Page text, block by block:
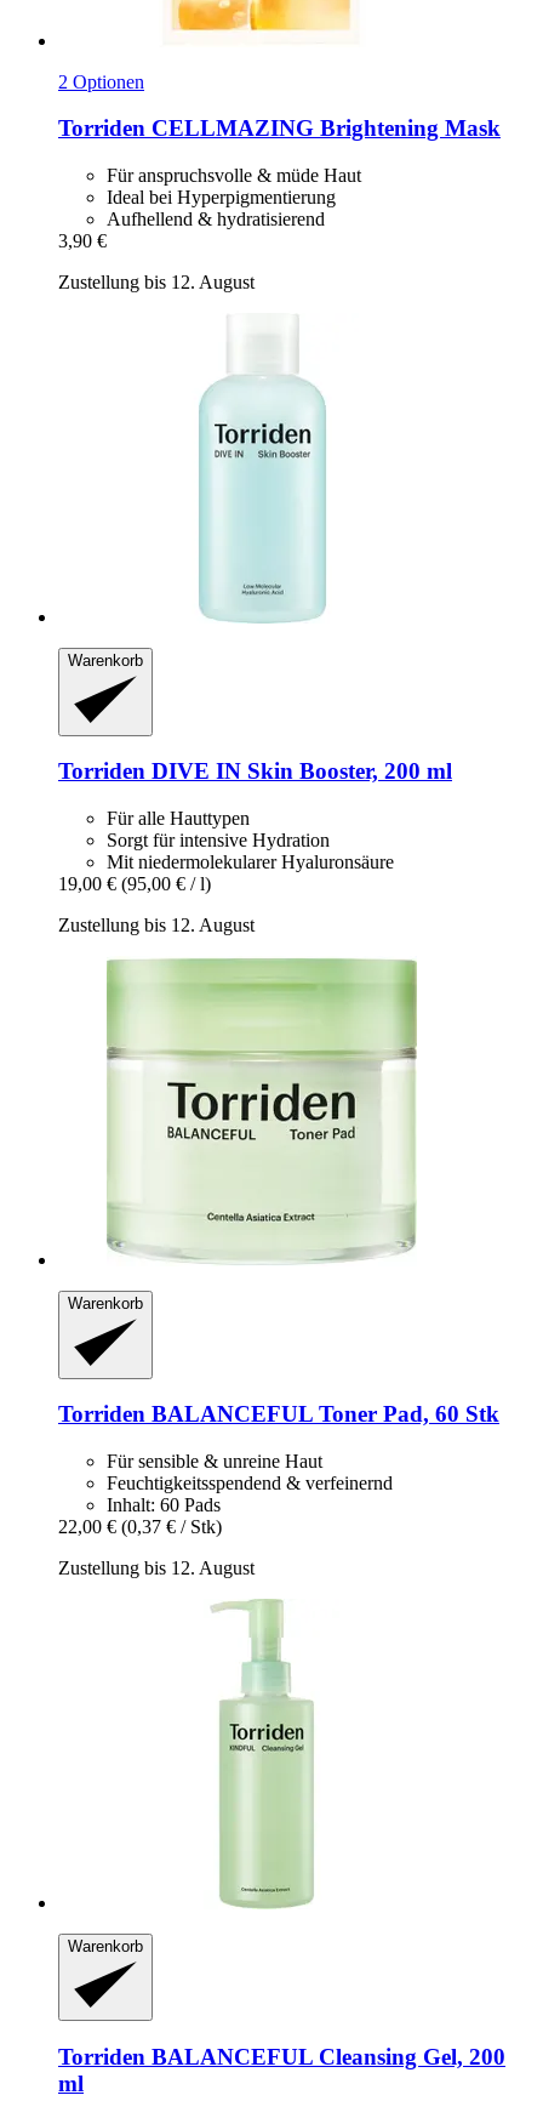
2 Optionen
Torriden CELLMAZING Brightening Mask
Für anspruchsvolle & müde Haut
Ideal bei Hyperpigmentierung
Aufhellend & hydratisierend
3,90 €
Zustellung bis 12. August
Warenkorb
Torriden DIVE IN Skin Booster, 200 ml
Für alle Hauttypen
Sorgt für intensive Hydration
Mit niedermolekularer Hyaluronsäure
19,00 € (95,00 € / l)
Zustellung bis 12. August
Warenkorb
Torriden BALANCEFUL Toner Pad, 60 Stk
Für sensible & unreine Haut
Feuchtigkeitsspendend & verfeinernd
Inhalt: 60 Pads
22,00 € (0,37 € / Stk)
Zustellung bis 12. August
Warenkorb
Torriden BALANCEFUL Cleansing Gel, 200
ml